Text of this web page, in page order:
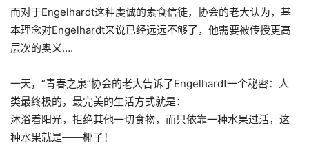
而对于Engelhardt这种虔诚的素食信徒，协会的老大认为，基
本理念对Engelhardt来说已经远远不够了，他需要被传授更高
层次的奥义….
一天，“青春之泉”协会的老大告诉了Engelhardt一个秘密： 人
类最终极的，最完美的生活方式就是：
沐浴着阳光，拒绝其他一切食物，而只依靠一种水果过活，这
种水果就是——椰子！